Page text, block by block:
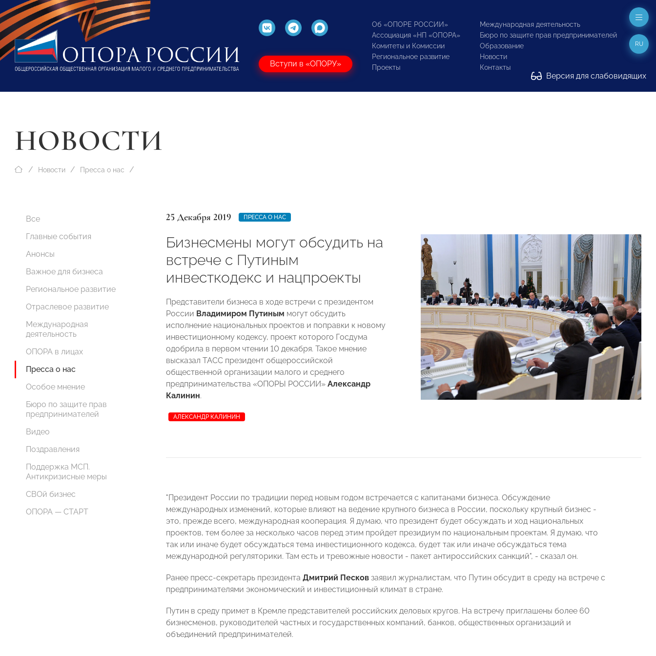
Вступи в «ОПОРУ»
Об «ОПОРЕ РОССИИ»
Ассоциация «НП «ОПОРА»
Комитеты и Комиссии
Региональное развитие
Проекты
Международная деятельность
Бюро по защите прав предпринимателей
Образование
Новости
Контакты
Версия для слабовидящих
RU
НОВОСТИ
Новости Пресса о нас
Все
Главные события
Анонсы
Важное для бизнеса
Региональное развитие
Отраслевое развитие
Международная
деятельность
ОПОРА в лицах
Пресса о нас
Особое мнение
Бюро по защите прав
предпринимателей
Видео
Поздравления
Поддержка МСП.
Антикризисные меры
СВОй бизнес
ОПОРА — СТАРТ
25 Декабря 2019 ПРЕССА О НАС
Бизнесмены могут обсудить на
встрече с Путиным
инвесткодекс и нацпроекты
Представители бизнеса в ходе встречи с президентом
России Владимиром Путиным могут обсудить
исполнение национальных проектов и поправки к новому
инвестиционному кодексу, проект которого Госдума
одобрила в первом чтении 10 декабря. Такое мнение
высказал ТАСС президент общероссийской
общественной организации малого и среднего
предпринимательства «ОПОРЫ РОССИИ» Александр
Калинин.
АЛЕКСАНДР КАЛИНИН
"Президент России по традиции перед новым годом встречается с капитанами бизнеса. Обсуждение
международных изменений, которые влияют на ведение крупного бизнеса в России, поскольку крупный бизнес -
это, прежде всего, международная кооперация. Я думаю, что президент будет обсуждать и ход национальных
проектов, тем более за несколько часов перед этим пройдет президиум по национальным проектам. Я думаю, что
так или иначе будет обсуждаться тема инвестиционного кодекса, будет так или иначе обсуждаться тема
международной регуляторики. Там есть и тревожные новости - пакет антироссийских санкций", - сказал он.
Ранее пресс-секретарь президента Дмитрий Песков заявил журналистам, что Путин обсудит в среду на встрече с
предпринимателями экономический и инвестиционный климат в стране.
Путин в среду примет в Кремле представителей российских деловых кругов. На встречу приглашены более 60
бизнесменов, руководителей частных и государственных компаний, банков, общественных организаций и
объединений предпринимателей.